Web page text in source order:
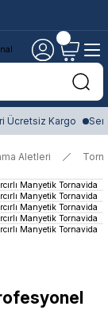
Ücretsiz Kargo
Aletleri